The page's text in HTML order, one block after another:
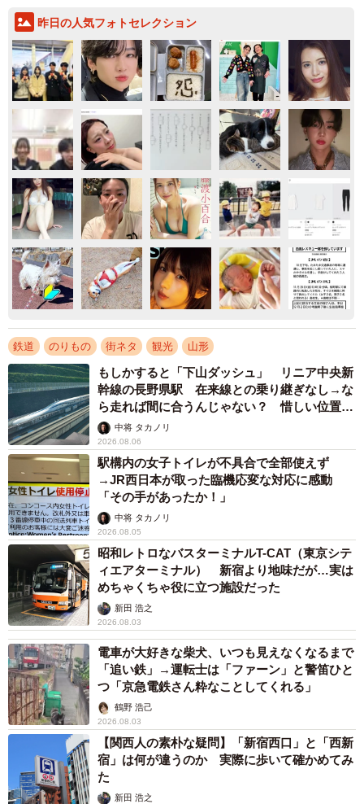
昨日の人気フォトセレクション
鉄道 のりもの 街ネタ 観光 山形
もしかすると「下山ダッシュ」 リニア中央新
幹線の長野県駅 在来線との乗り継ぎなし→な
ら走れば間に合うんじゃない？ 惜しい位置関
係が反響
中将 タカノリ
2026.08.06
駅構内の女子トイレが不具合で全部使えず
→JR西日本が取った臨機応変な対応に感動
「その手があったか！」
中将 タカノリ
2026.08.05
昭和レトロなバスターミナルT-CAT（東京シテ
ィエアターミナル） 新宿より地味だが…実は
めちゃくちゃ役に立つ施設だった
新田 浩之
2026.08.03
電車が大好きな柴犬、いつも見えなくなるまで
「追い鉄」→運転士は「ファーン」と警笛ひと
つ「京急電鉄さん粋なことしてくれる」
鶴野 浩己
2026.08.03
【関西人の素朴な疑問】「新宿西口」と「西新
宿」は何が違うのか 実際に歩いて確かめてみ
た
新田 浩之